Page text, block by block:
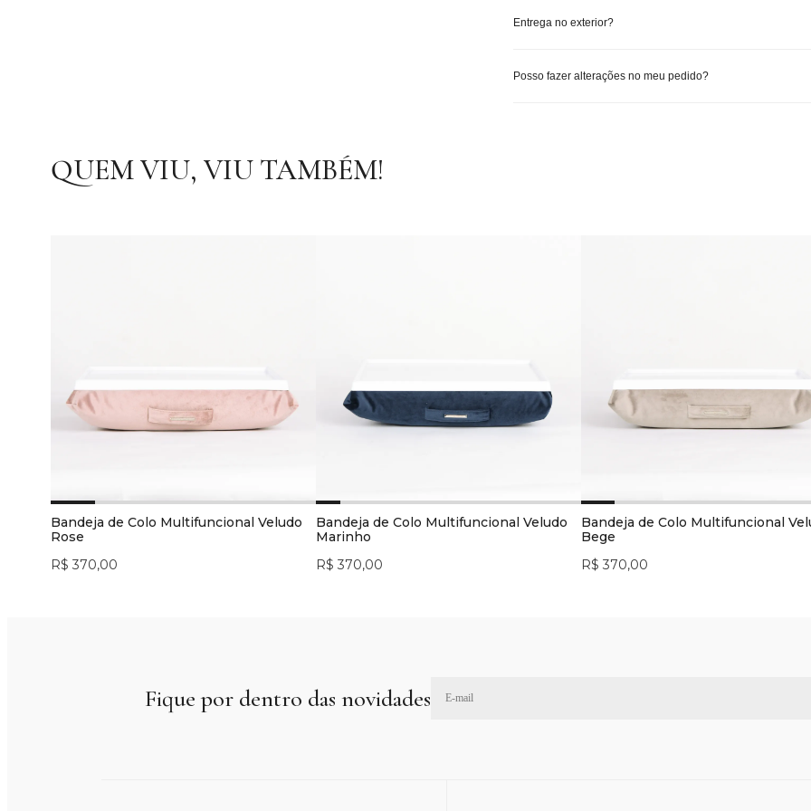
Entrega no exterior?
Posso fazer alterações no meu pedido?
QUEM VIU, VIU TAMBÉM!
Bandeja de Colo Multifuncional Veludo
Rose
R$ 370,00
Bandeja de Colo Multifuncional Veludo
Marinho
R$ 370,00
Bandeja de Colo Multifuncional
Bege
R$ 370,00
Fique por dentro das novidades